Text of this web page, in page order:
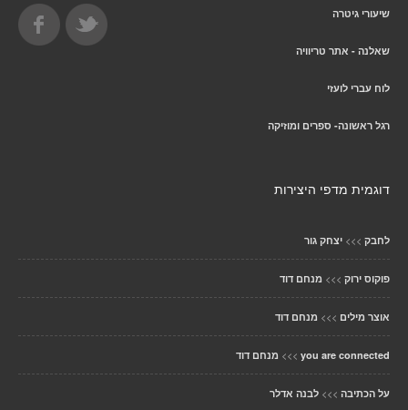
שיעורי גיטרה
שאלנה - אתר טריוויה
לוח עברי לועזי
רגל ראשונה- ספרים ומוזיקה
דוגמית מדפי היצירות
לחבק >>> יצחק גור
פוקוס ירוק >>> מנחם דוד
אוצר מילים >>> מנחם דוד
you are connected
>>> מנחם דוד
על הכתיבה >>> לבנה אדלר